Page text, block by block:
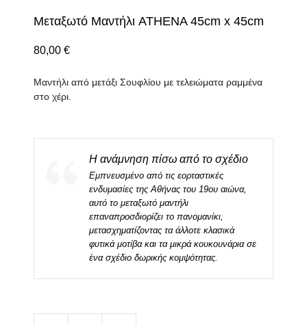
Μεταξωτό Μαντήλι ATHENA 45cm x 45cm
80,00 €
Μαντήλι από μετάξι Σουφλίου με τελειώματα ραμμένα
στο χέρι.
Η ανάμνηση πίσω από το σχέδιο
Εμπνευσμένο από τις εορταστικές
ενδυμασίες της Αθήνας του 19ου αιώνα,
αυτό το μεταξωτό μαντήλι
επαναπροσδιορίζει το πανομανίκι,
μετασχηματίζοντας τα άλλοτε κλασικά
φυτικά μοτίβα και τα μικρά κουκουνάρια σε
ένα σχέδιο δωρικής κομψότητας.